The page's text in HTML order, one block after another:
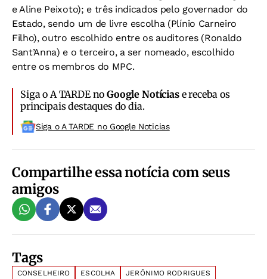
e Aline Peixoto); e três indicados pelo governador do
Estado, sendo um de livre escolha (Plínio Carneiro
Filho), outro escolhido entre os auditores (Ronaldo
Sant’Anna) e o terceiro, a ser nomeado, escolhido
entre os membros do MPC.
Siga o A TARDE noGoogle Notíciase receba os
principais destaques do dia.
Siga o A TARDE no Google Noticias
Compartilhe essa notícia com seus
amigos
Tags
CONSELHEIRO ESCOLHA
JERÔNIMO RODRIGUES